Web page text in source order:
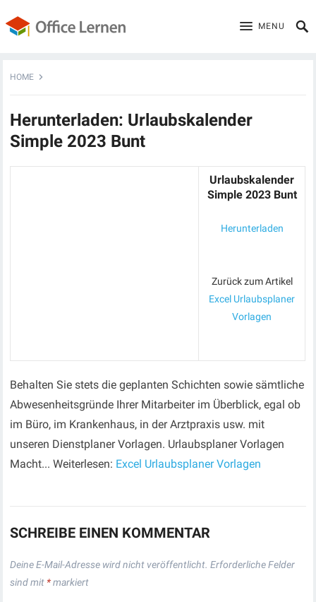
MENU
HOME
Herunterladen: Urlaubskalender
Simple 2023 Bunt
Urlaubskalender
Simple 2023 Bunt
Herunterladen
Zurück zum Artikel
Excel Urlaubsplaner
Vorlagen
Behalten Sie stets die geplanten Schichten sowie sämtliche
Abwesenheitsgründe Ihrer Mitarbeiter im Überblick, egal ob
im Büro, im Krankenhaus, in der Arztpraxis usw. mit
unseren Dienstplaner Vorlagen. Urlaubsplaner Vorlagen
Macht... Weiterlesen: Excel Urlaubsplaner Vorlagen
SCHREIBE EINEN KOMMENTAR
Deine E-Mail-Adresse wird nicht veröffentlicht. Erforderliche Felder
sind mit *markiert